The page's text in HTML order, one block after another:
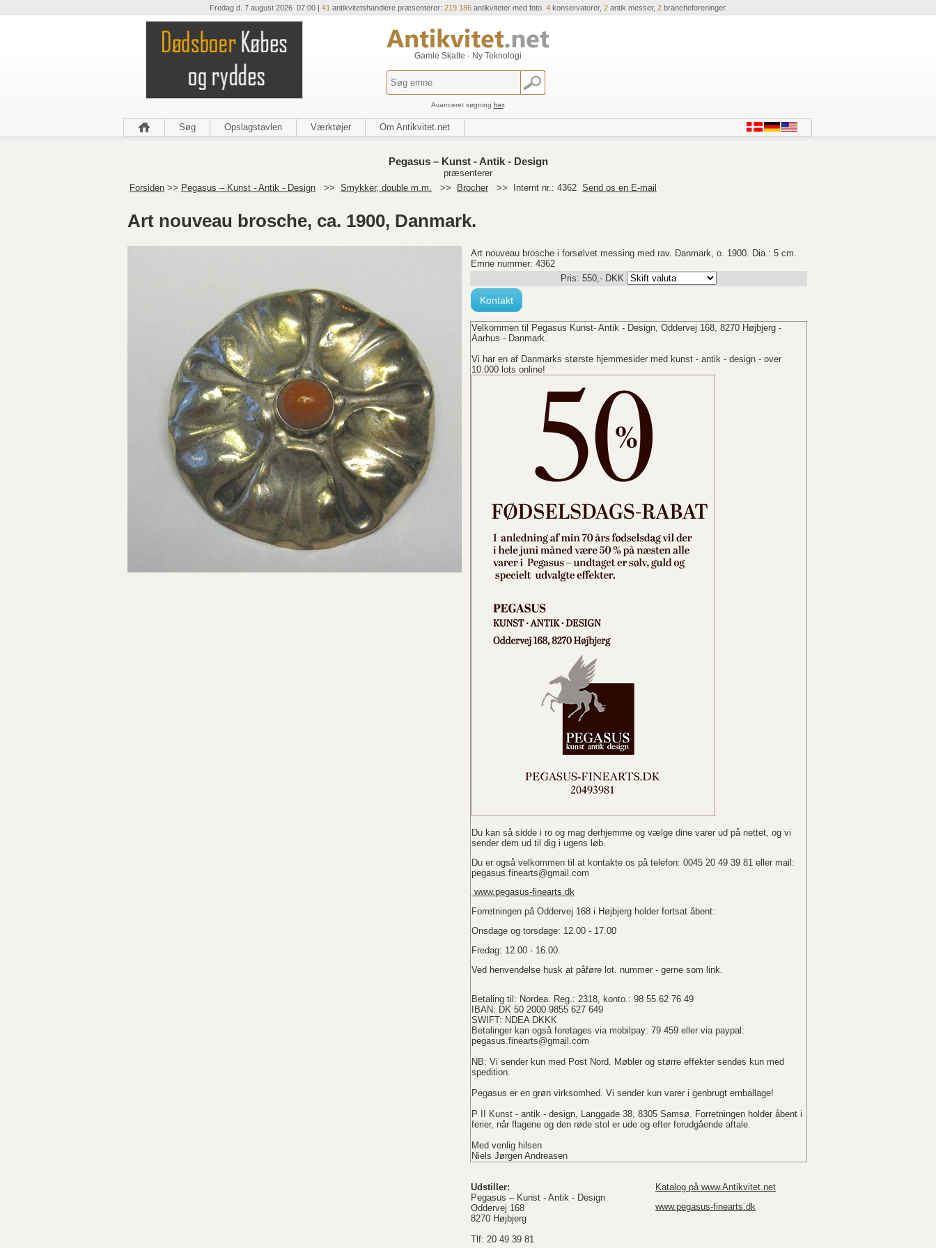
Fredag d. 7 august 2026 07:00 | 41 antikvitetshandlere præsenterer: 219.186antikviteter med foto. 4konservatorer, 2antik messer, 2brancheforeninger.
Gamle Skatte - Ny Teknologi
Avanceret søgning her.
Søg Opslagstavlen Værktøjer Om Antikvitet.net
Pegasus – Kunst - Antik - Design
præsenterer
Forsiden >> Pegasus – Kunst - Antik - Design >> Smykker, double m.m. >> Brocher >> Internt nr.: 4362 Send os en E-mail
Art nouveau brosche, ca. 1900, Danmark.
Art nouveau brosche i forsølvet messing med rav. Danmark, o. 1900. Dia.: 5 cm.
Emne nummer: 4362
Pris: 550,- DKK
Kontakt
Velkommen til Pegasus Kunst- Antik - Design, Oddervej 168, 8270 Højbjerg -
Aarhus - Danmark.
Vi har en af Danmarks største hjemmesider med kunst - antik - design - over
10.000 lots online!
Du kan så sidde i ro og mag derhjemme og vælge dine varer ud på nettet, og vi
sender dem ud til dig i ugens løb.
Du er også velkommen til at kontakte os på telefon: 0045 20 49 39 81 eller mail:
pegasus.finearts@gmail.com
www.pegasus-finearts.dk
Forretningen på Oddervej 168 i Højbjerg holder fortsat åbent:
Onsdage og torsdage: 12.00 - 17.00
Fredag: 12.00 - 16.00.
Ved henvendelse husk at påføre lot. nummer - gerne som link.
Betaling til: Nordea. Reg.: 2318, konto.: 98 55 62 76 49
IBAN: DK 50 2000 9855 627 649
SWIFT: NDEA DKKK
Betalinger kan også foretages via mobilpay: 79 459 eller via paypal:
pegasus.finearts@gmail.com
NB: Vi sender kun med Post Nord. Møbler og større effekter sendes kun med
spedition.
Pegasus er en grøn virksomhed. Vi sender kun varer i genbrugt emballage!
P II Kunst - antik - design, Langgade 38, 8305 Samsø. Forretningen holder åbent i
ferier, når flagene og den røde stol er ude og efter forudgående aftale.
Med venlig hilsen
Niels Jørgen Andreasen
Udstiller:
Pegasus – Kunst - Antik - Design
Oddervej 168
8270 Højbjerg
Tlf: 20 49 39 81
Katalog på www.Antikvitet.net
www.pegasus-finearts.dk